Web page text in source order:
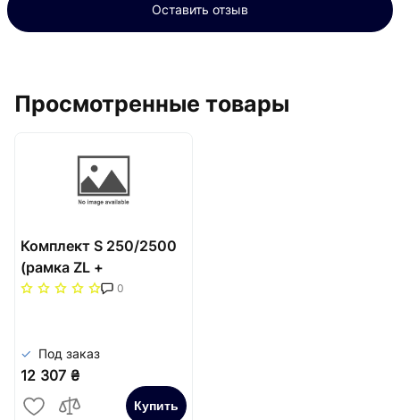
Оставить отзыв
Просмотренные товары
Комплект S 250/2500
(рамка ZL +
повздовжня решітка
0
Под заказ
12 307 ₴
Купить